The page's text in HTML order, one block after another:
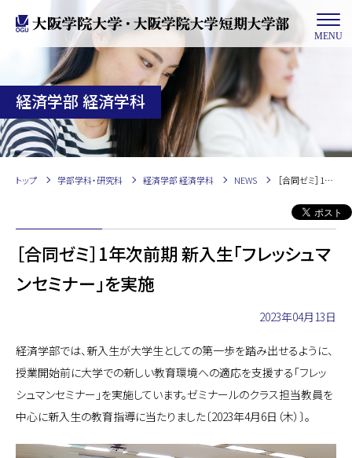
MENU
経済学部 経済学科
トップ 学部学科・研究科 経済学部 経済学科 NEWS ［合同ゼミ］1年次前期 新入生「フレッシュマンセミナー」を実施
［合同ゼミ］1年次前期 新入生「フレッシュマ
ンセミナー」を実施
2023年04月13日
経済学部では、新入生が大学生としての第一歩を踏み出せるように、
授業開始前に大学での新しい教育環境への適応を支援する「フレッ
シュマンセミナー」を実施しています。ゼミナールのクラス担当教員を
中心に新入生の教育指導に当たりました〔2023年4月6日（木）〕。